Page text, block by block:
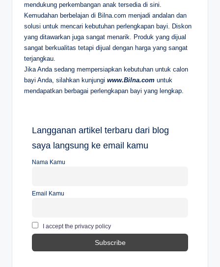
mendukung perkembangan anak tersedia di sini.
Kemudahan berbelajan di Bilna.com menjadi andalan dan
solusi untuk mencari kebutuhan perlengkapan bayi. Diskon
yang ditawarkan juga sangat menarik. Produk yang dijual
sangat berkualitas tetapi dijual dengan harga yang sangat
terjangkau.
Jika Anda sedang mempersiapkan kebutuhan untuk calon
bayi Anda, silahkan kunjungi www.Bilna.com untuk
mendapatkan berbagai perlengkapan bayi yang lengkap.
Langganan artikel terbaru dari blog
saya langsung ke email kamu
Nama Kamu
Email Kamu
I accept the privacy policy